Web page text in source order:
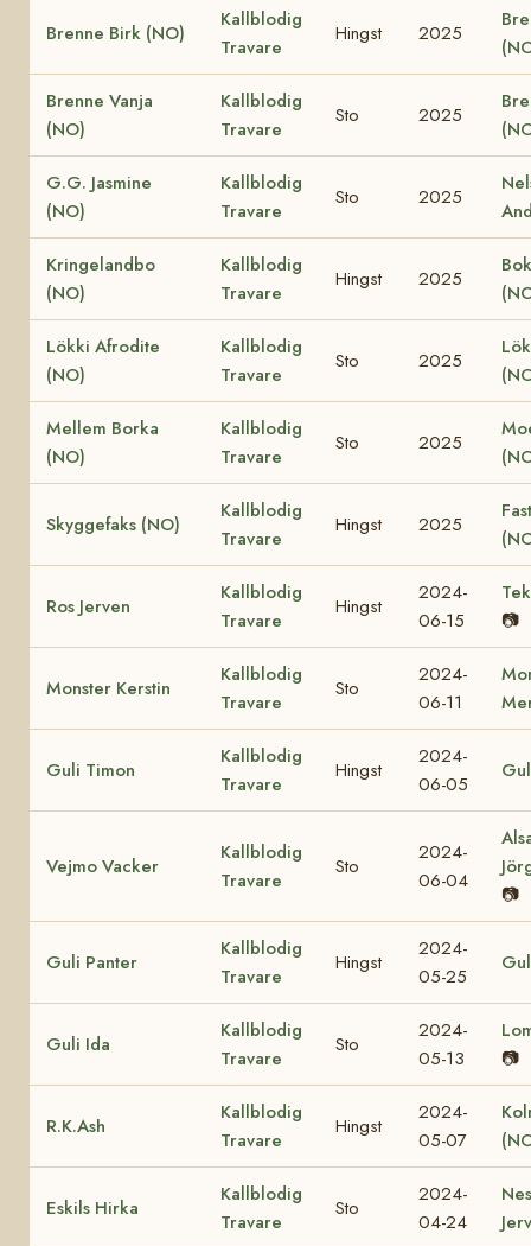
Brenne Birk (NO)
Kallblodig
Travare
Hingst 2025
Brenne Vanja
(NO)
Kallblodig
Travare
Sto 2025
G.G. Jasmine
(NO)
Kallblodig
Travare
Sto 2025
Kringelandbo
(NO)
Kallblodig
Travare
Hingst 2025
Lökki Afrodite
(NO)
Kallblodig
Travare
Sto 2025
Mellem Borka
(NO)
Kallblodig
Travare
Sto 2025
Skyggefaks (NO)
Kallblodig
Travare
Hingst 2025
Ros Jerven
Kallblodig
Travare
Hingst
2024-
06-15
📷
Monster Kerstin
Kallblodig
Travare
Sto
2024-
06-11
Guli Timon
Kallblodig
Travare
Hingst
2024-
06-05
Vejmo Vacker
Kallblodig
Travare
Sto
2024-
06-04
📷
Guli Panter
Kallblodig
Travare
Hingst
2024-
05-25
Guli Ida
Kallblodig
Travare
Sto
2024-
05-13
📷
R.K.Ash
Kallblodig
Travare
Hingst
2024-
05-07
Eskils Hirka
Kallblodig
Travare
Sto
2024-
04-24